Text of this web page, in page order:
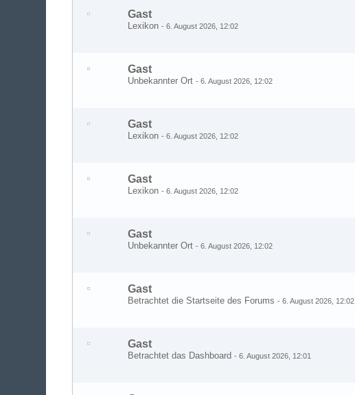
Gast
Lexikon-6. August 2026, 12:02
Gast
Unbekannter Ort-6. August 2026, 12:02
Gast
Lexikon-6. August 2026, 12:02
Gast
Lexikon-6. August 2026, 12:02
Gast
Unbekannter Ort-6. August 2026, 12:02
Gast
Betrachtet die Startseite des Forums-6. August 2026, 12:02
Gast
Betrachtet das Dashboard-6. August 2026, 12:01